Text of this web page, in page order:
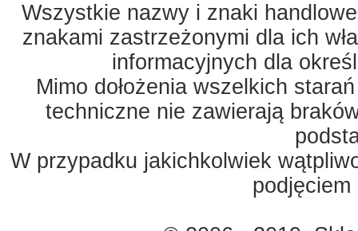
Wszystkie nazwy i znaki
znakami zastrzeżonymi dla ich
informacyjnych dla
Mimo dołożenia wszelkich
techniczne nie zawierają
W przypadku jakichkolwiek